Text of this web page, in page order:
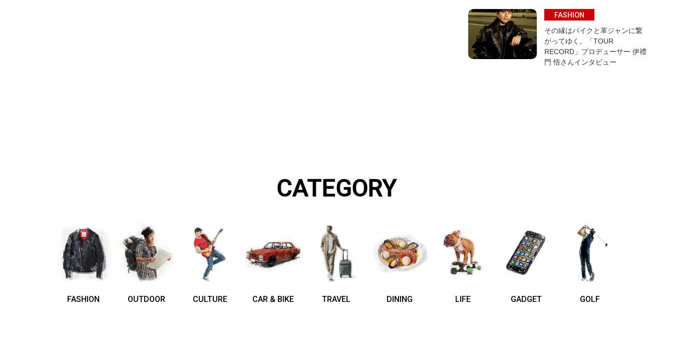
FASHION
その縁はバイクと革ジャンに繋
がってゆく。「TOUR
RECORD」プロデューサー 伊禮
門 悟さんインタビュー
CATEGORY
FASHION OUTDOOR CULTURE CAR & BIKE TRAVEL DINING LIFE GADGET GOLF